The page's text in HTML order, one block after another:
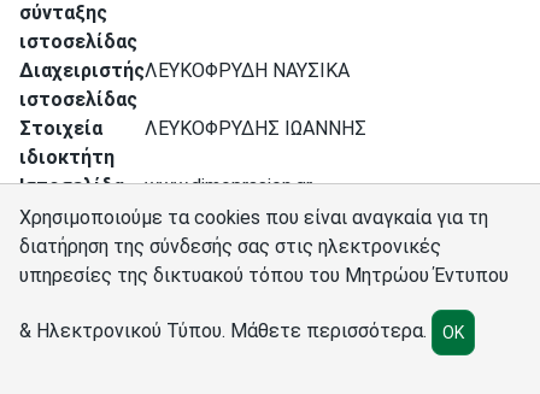
σύνταξης
ιστοσελίδας
Διαχειριστής
ιστοσελίδας
ΛΕΥΚΟΦΡΥΔΗ ΝΑΥΣΙΚΑ
Στοιχεία
ιδιοκτήτη
ΛΕΥΚΟΦΡΥΔΗΣ ΙΩΑΝΝΗΣ
Ιστοσελίδα www.dimoprasion.gr
Ρυθμίσεις cookies
Χρησιμοποιούμε τα cookies που είναι αναγκαία για τη
διατήρηση της σύνδεσής σας στις ηλεκτρονικές
υπηρεσίες της δικτυακού τόπου του Μητρώου Έντυπου
& Ηλεκτρονικού Τύπου. Μάθετε περισσότερα. OK